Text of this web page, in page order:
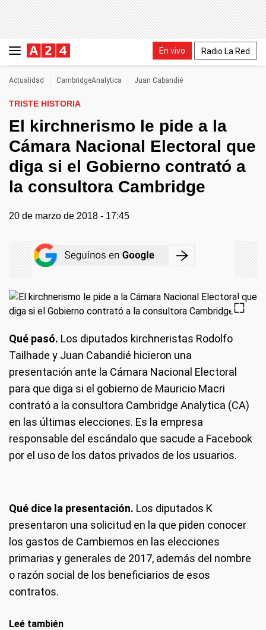
En vivo Radio La Red
Actualidad CambridgeAnalytica Juan Cabandié
TRISTE HISTORIA
El kirchnerismo le pide a la
Cámara Nacional Electoral que
diga si el Gobierno contrató a
la consultora Cambridge
20 de marzo de 2018 - 17:45
Qué pasó. Los diputados kirchneristas Rodolfo
Tailhade y Juan Cabandié hicieron una
presentación ante la Cámara Nacional Electoral
para que diga si el gobierno de Mauricio Macri
contrató a la consultora Cambridge Analytica (CA)
en las últimas elecciones. Es la empresa
responsable del escándalo que sacude a Facebook
por el uso de los datos privados de los usuarios.
Qué dice la presentación. Los diputados K
presentaron una solicitud en la que piden conocer
los gastos de Cambiemos en las elecciones
primarias y generales de 2017, además del nombre
o razón social de los beneficiarios de esos
contratos.
Leé también